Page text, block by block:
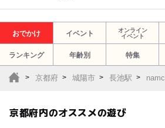
大人の料金
施設・設備により異なる
クーポン
交通アクセス
【電車】
JR奈良線・長池駅下車、徒歩5分
近鉄京都線・富野荘駅下車 徒歩20
【車】
ス）南下
城陽IC下車、東へ
おでかけ イベント
オンライン
イベント
ランキング 年齢別 特集
京都府 城陽市 長池駅
京都府内のオススメの遊び